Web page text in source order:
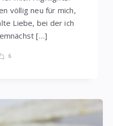
völlig neu für mich,
Liebe, bei der ich
[…]
6